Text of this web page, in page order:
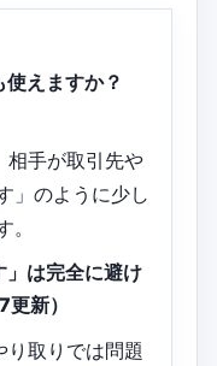
えますか？
相手が取引先や
」のように少し
」は完全に避け
新）
り取りでは問題